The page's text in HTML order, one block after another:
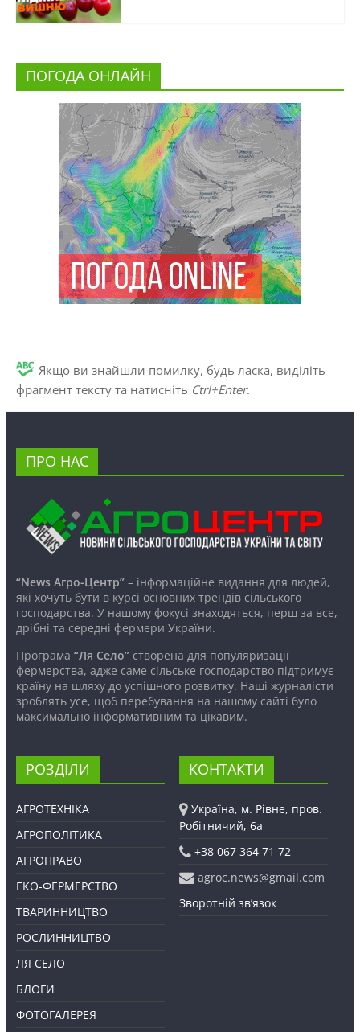
ПОГОДА ОНЛАЙН
Якщо ви знайшли помилку, будь ласка, виділіть
фрагмент тексту та натисніть Ctrl+Enter.
ПРО НАС
“News Агро-Центр”– інформаційне видання для людей,
які хочуть бути в курсі основних трендів сільського
господарства. У нашому фокусі знаходяться, перш за все,
дрібні та середні фермери України.
Програма “Ля Село”створена для популяризації
фермерства, адже саме сільське господарство підтримує
країну на шляху до успішного розвитку. Наші журналісти
зроблять усе, щоб перебування на нашому сайті було
максимально інформативним та цікавим.
РОЗДІЛИ
АГРОТЕХНІКА
АГРОПОЛІТИКА
АГРОПРАВО
ЕКО-ФЕРМЕРСТВО
ТВАРИННИЦТВО
РОСЛИННИЦТВО
ЛЯ СЕЛО
БЛОГИ
ФОТОГАЛЕРЕЯ
КОНТАКТИ
Україна, м. Рівне, пров.
Робітничий, 6а
+38 067 364 71 72
agroc.news@gmail.com
Зворотній зв’язок